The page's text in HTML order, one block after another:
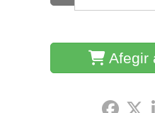
Afegir